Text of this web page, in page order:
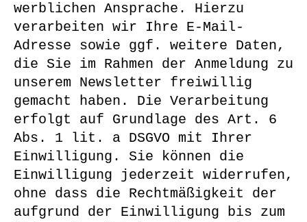
werblichen Ansprache. Hierzu
verarbeiten wir Ihre E-Mail-
Adresse sowie ggf. weitere Daten,
die Sie im Rahmen der Anmeldung zu
unserem Newsletter freiwillig
gemacht haben. Die Verarbeitung
erfolgt auf Grundlage des Art. 6
Abs. 1 lit. a DSGVO mit Ihrer
Einwilligung. Sie können die
Einwilligung jederzeit widerrufen,
ohne dass die Rechtmäßigkeit der
aufgrund der Einwilligung bis zum